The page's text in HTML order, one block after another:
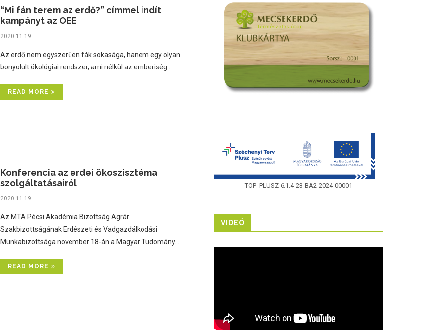
“Mi fán terem az erdő?” címmel indít
kampányt az OEE
2020.11.19.
Az erdő nem egyszerűen fák sokasága, hanem egy olyan
bonyolult ökológiai rendszer, ami nélkül az emberiség…
READ MORE
Konferencia az erdei ökoszisztéma
szolgáltatásairól
2020.11.19.
Az MTA Pécsi Akadémia Bizottság Agrár
Szakbizottságának Erdészeti és Vadgazdálkodási
Munkabizottsága november 18-án a Magyar Tudomány…
READ MORE
TOP_PLUSZ-6.1.4-23-BA2-2024-00001
VIDEÓ